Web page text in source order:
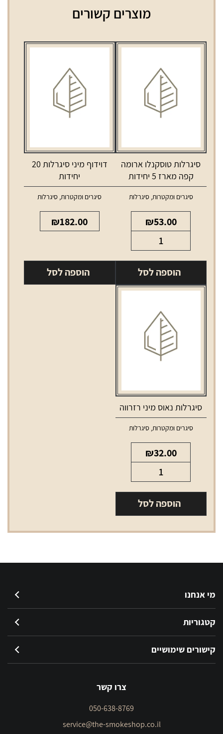
מוצרים קשורים
סיגרלות טוסקנלו ארומה
קפה מארז 5 יחידות
סיגרים ומקטרות,סיגרלות
₪53.00
של
סיגרלות
טוסקנלו
ארומה
יחידות
הוספה לסל
דוידוף מיני סיגרלות 20
יחידות
סיגרים ומקטרות, סיגרלות
₪182.00
הוספה לסל
סיגרלות נאוס מיני רזרווה
סיגרים ומקטרות,סיגרלות
₪32.00
של
סיגרלות
נאוס
הוספה לסל
מי אנחנו
קטגוריות
קישורים שימושיים
צרו קשר
050-638-8769
service@the-smokeshop.co.il